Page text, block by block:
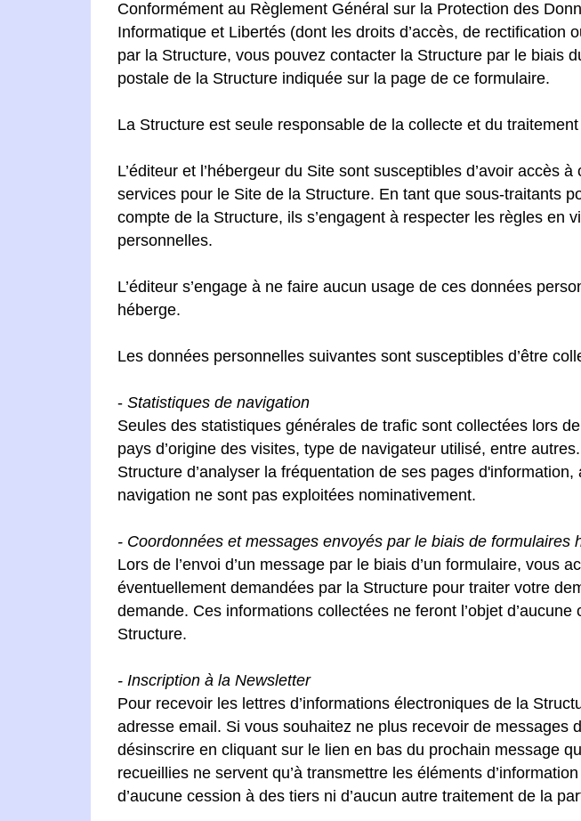
Conformément au Règlement Général sur la Protection des
Informatique et Libertés (dont les droits d’accès, de
par la Structure, vous pouvez contacter la Structure par le biais
postale de la Structure indiquée sur la page de ce formulaire.
La Structure est seule responsable de la collecte et du
L’éditeur et l’hébergeur du Site sont susceptibles d’avoir
services pour le Site de la Structure. En tant que sous-traitants
compte de la Structure, ils s’engagent à respecter les règles
personnelles.
L’éditeur s’engage à ne faire aucun usage de ces données
héberge.
Les données personnelles suivantes sont susceptibles d’être
- Statistiques de navigation
Seules des statistiques générales de trafic sont collectées lors
pays d’origine des visites, type de navigateur utilisé, entre
Structure d’analyser la fréquentation de ses pages
navigation ne sont pas exploitées nominativement.
- Coordonnées et messages envoyés par le biais de formulaires
Lors de l’envoi d’un message par le biais d’un formulaire, vous
éventuellement demandées par la Structure pour traiter votre
demande. Ces informations collectées ne feront l’objet
Structure.
- Inscription à la Newsletter
Pour recevoir les lettres d’informations électroniques de la
adresse email. Si vous souhaitez ne plus recevoir de
désinscrire en cliquant sur le lien en bas du prochain message
recueillies ne servent qu’à transmettre les éléments
d’aucune cession à des tiers ni d’aucun autre traitement de la